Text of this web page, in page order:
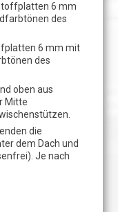
6 mm
des
6 mm mit
des
oben aus
Mitte
die
dem Dach und
Je nach